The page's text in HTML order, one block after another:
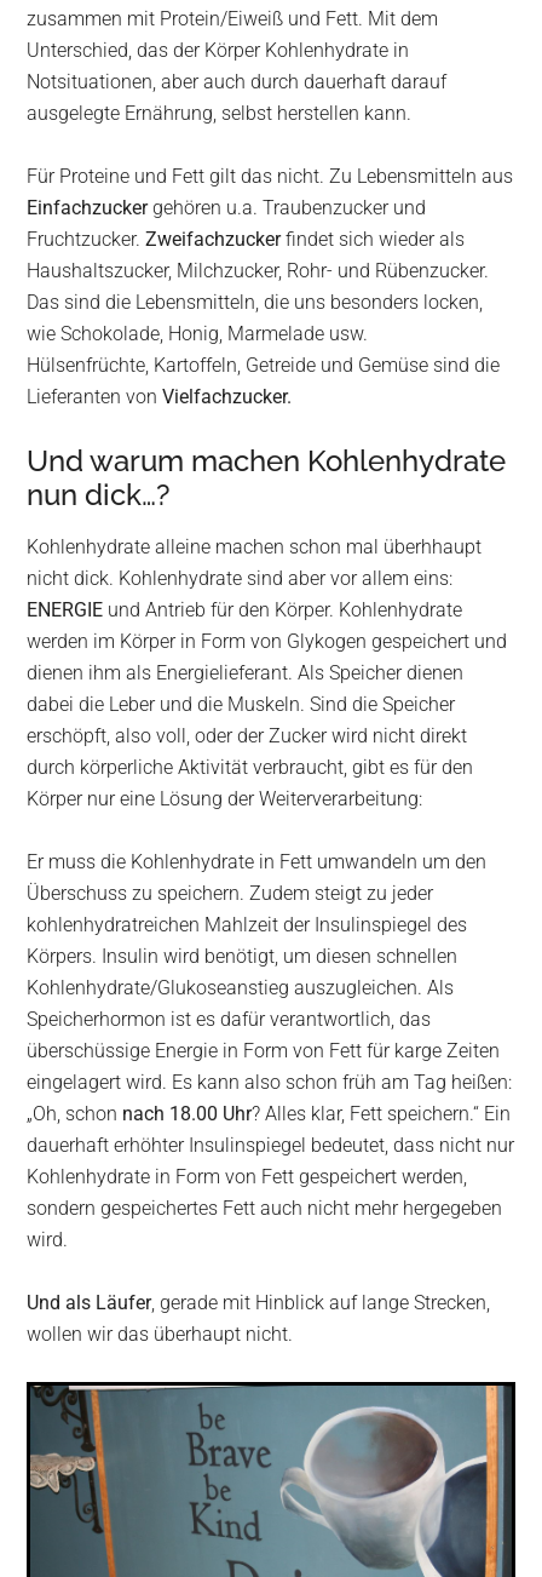
zusammen mit Protein/Eiweiß und Fett. Mit dem
Unterschied, das der Körper Kohlenhydrate in
Notsituationen, aber auch durch dauerhaft darauf
ausgelegte Ernährung, selbst herstellen kann.
Für Proteine und Fett gilt das nicht. Zu Lebensmitteln aus
Einfachzuckergehören u.a. Traubenzucker und
Fruchtzucker.Zweifachzuckerfindet sich wieder als
Haushaltszucker, Milchzucker, Rohr- und Rübenzucker.
Das sind die Lebensmitteln, die uns besonders locken,
wie Schokolade, Honig, Marmelade usw.
Hülsenfrüchte, Kartoffeln, Getreide und Gemüse sind die
Lieferanten vonVielfachzucker.
Und warum machen Kohlenhydrate
nun dick…?
Kohlenhydrate alleine machen schon mal überhhaupt
nicht dick. Kohlenhydrate sind aber vor allem eins:
ENERGIE und Antrieb für den Körper. Kohlenhydrate
werden im Körper in Form von Glykogen gespeichert und
dienen ihm als Energielieferant. Als Speicher dienen
dabei die Leber und die Muskeln. Sind die Speicher
erschöpft, also voll, oder der Zucker wird nicht direkt
durch körperliche Aktivität verbraucht, gibt es für den
Körper nur eine Lösung der Weiterverarbeitung:
Er muss die Kohlenhydrate in Fett umwandeln um den
Überschuss zu speichern. Zudem steigt zu jeder
kohlenhydratreichen Mahlzeit der Insulinspiegel des
Körpers. Insulin wird benötigt, um diesen schnellen
Kohlenhydrate/Glukoseanstieg auszugleichen. Als
Speicherhormon ist es dafür verantwortlich, das
überschüssige Energie in Form von Fett für karge Zeiten
eingelagert wird. Es kann also schon früh am Tag heißen:
„Oh, schon nach 18.00 Uhr? Alles klar, Fett speichern.“ Ein
dauerhaft erhöhter Insulinspiegel bedeutet, dass nicht nur
Kohlenhydrate in Form von Fett gespeichert werden,
sondern gespeichertes Fett auch nicht mehr hergegeben
wird.
Und als Läufer, gerade mit Hinblick auf lange Strecken,
wollen wir das überhaupt nicht.